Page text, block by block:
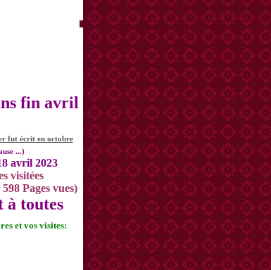
fin avril
fut écrit en octobre
...)
avril 2023
visitées
Pages vues)
à toutes
et vos visites: